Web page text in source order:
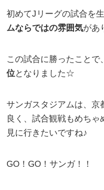
初めてJリーグの試合を
ムならではの雰囲気があ
この試合に勝ったことで
位となりました☆
サンガスタジアムは、京
良く、試合観戦もめち
見に行きたいですね♪
GO！GO！サンガ！！